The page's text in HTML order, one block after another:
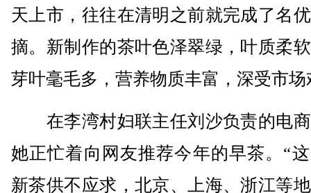
天上市，往往在清明之前就完成了名
摘。新制作的茶叶色泽翠绿，叶质柔
芽叶毫毛多，营养物质丰富，深受市场
在李湾村妇联主任刘沙负责的电
她正忙着向网友推荐今年的早茶。“
新茶供不应求，北京、上海、浙江等